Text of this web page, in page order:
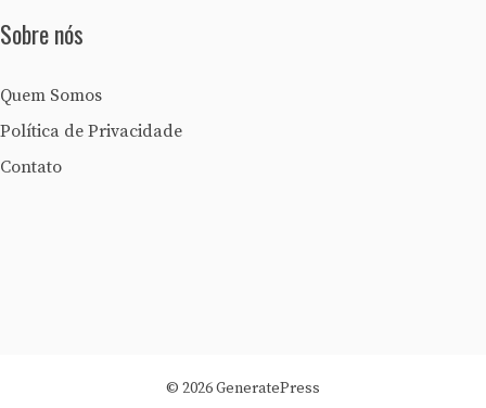
Sobre nós
Quem Somos
Política de Privacidade
Contato
© 2026 GeneratePress